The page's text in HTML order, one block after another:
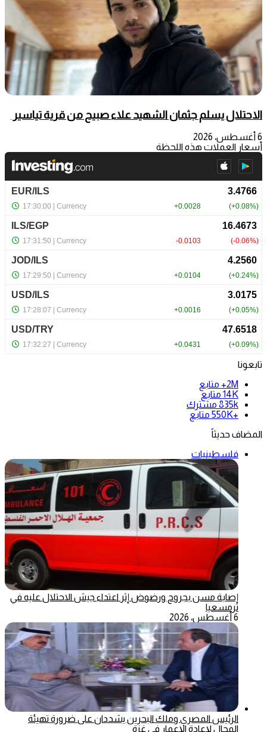
الاحتلال يسلم جثمان الشهيد علاء صبيح من قرية تياسير
6 أغسطس، 2026
أسعار العملات هذه اللحظة
تابعونا
2M+
متابع
14K متابع
835k مشترك
+550K
متابع
المضاف حديثاً
فلسطينيات
إصابة مسن بجروح ورضوض إثر اعتداء جيش الاحتلال عليه في
ترمسعيا
6 أغسطس، 2026
الرئيس المصري وملك البحرين يشددان على ضرورة تهيئة
المجال لإعادة الإعمار في غزة